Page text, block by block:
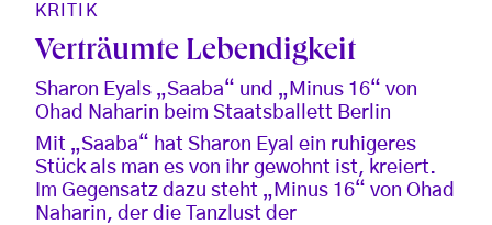
KRITIK
Verträumte Lebendigkeit
Sharon Eyals „Saaba“ und „Minus 16“ von
Ohad Naharin beim Staatsballett Berlin
Mit „Saaba“ hat Sharon Eyal ein ruhigeres
Stück als man es von ihr gewohnt ist, kreiert.
Im Gegensatz dazu steht „Minus 16“ von Ohad
Naharin, der die Tanzlust der